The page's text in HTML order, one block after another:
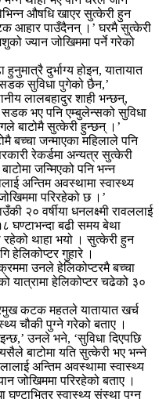
औषधि खाएर सुत्केरी हुन
आहार पाउँदैनन् ।’ घरमै सुत्केरी
ज्यान जोखिममा पर्ने गरेको
दुर्भाग्य होइन, यातायात
सुविधा पुगेको छैन,’
लालबहादुर शाही भन्छन्,
भए पनि एम्बुलेन्सको सुविधा
बाटोमै सुत्केरी हुन्छन् ।’
बच्चा जन्माएका महिलाले पनि
रेकर्डमा अन्यत्र सुत्केरी
जन्मिएको पनि भन्न
अन्तिम अवस्थामा स्वास्थ्य
परिरहेको छ ।’
२० वर्षीया धनलक्ष्मी रावललाई
घण्टाभन्दा बढी समय बेथा
रहेको थाहा भयो । सुत्केरी हुन
हेलिकोप्टर गुहारे ।
उनले हेलिकोप्टरमै बच्चा
यात्रामा हेलिकोप्टर चढेको ३०
कटक महतले यातायात खर्च
चौकी पुग्ने गरेको बताए ।
उनले भने, ‘सुविधा दिएपछि
बाटोमा यति सुत्केरी भए भन्ने
अन्तिम अवस्थामा स्वास्थ्य
जोखिममा परिरहेको बताए ।
घण्टाभित्र स्वास्थ्य संस्था पुग्न